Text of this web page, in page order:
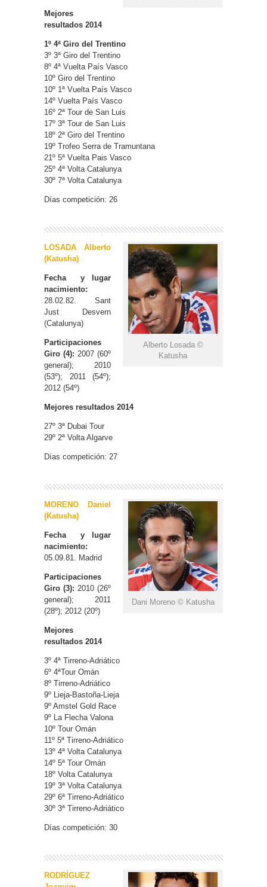
Mejores
resultados 2014
1º 4ª Giro del Trentino
3º 3ª Giro del Trentino
8º 4ª Vuelta País Vasco
10º Giro del Trentino
10º 1ª Vuelta País Vasco
14º Vuelta País Vasco
16º 2ª Tour de San Luis
17º 3ª Tour de San Luis
18º 2ª Giro del Trentino
19º Trofeo Serra de Tramuntana
21º 5ª Vuelta Pais Vasco
25º 4ª Volta Catalunya
30º 7ª Volta Catalunya
Días competición: 26
Alberto Losada ©
Katusha
LOSADA Alberto
(Katusha)
Fecha y lugar
nacimiento:
28.02.82. Sant
Just Desvern
(Catalunya)
Participaciones
Giro (4): 2007 (60º
general); 2010
(53º); 2011 (54º);
2012 (54º)
Mejores resultados 2014
27º 3ª Dubai Tour
29º 2ª Volta Algarve
Días competición: 27
Dani Moreno © Katusha
MORENO Daniel
(Katusha)
Fecha y lugar
nacimiento:
05.09.81. Madrid
Participaciones
Giro (3): 2010 (26º
general); 2011
(28º); 2012 (20º)
Mejores
resultados 2014
3º 4ª Tirreno-Adriático
6º 4ªTour Omán
8º Tirreno-Adriático
9º Lieja-Bastoña-Lieja
9º Amstel Gold Race
9º La Flecha Valona
10º Tour Omán
11º 5ª Tirreno-Adriático
13º 4ª Volta Catalunya
14º 5ª Tour Omán
18º Volta Catalunya
19º 3ª Volta Catalunya
29º 6ª Tirreno-Adriático
30º 3ª Tirreno-Adriático
Días competición: 30
RODRÍGUEZ